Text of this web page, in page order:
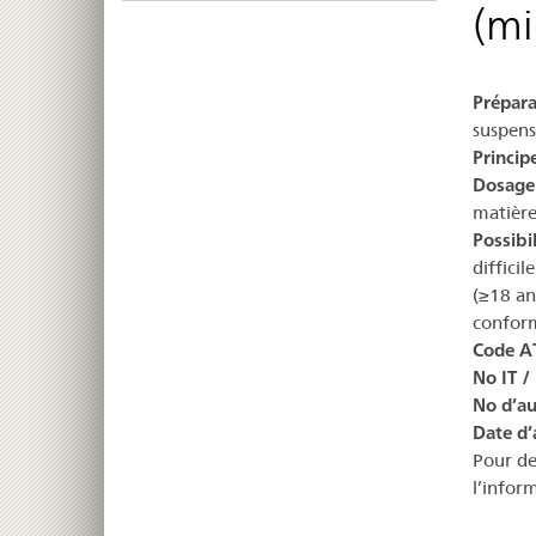
difficile
(≥18
Code
No IT
No
Date
Pour